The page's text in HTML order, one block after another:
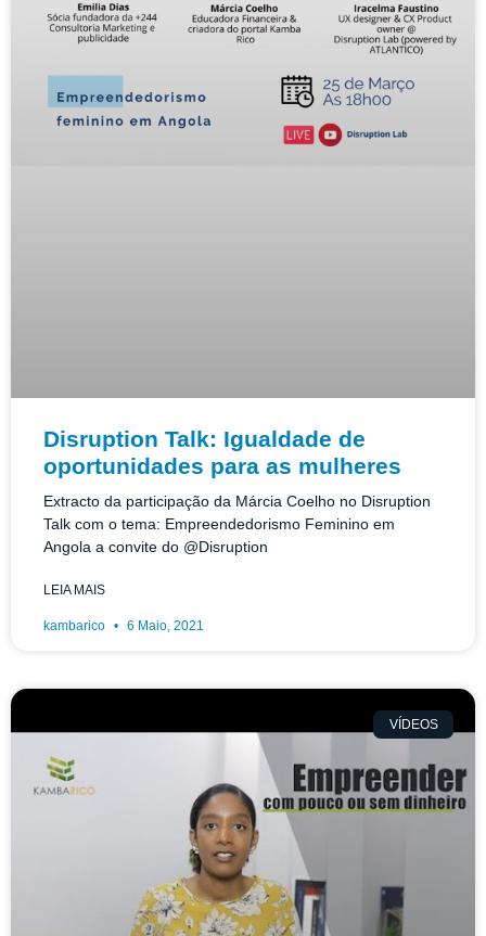
Disruption Talk: Igualdade de
oportunidades para as mulheres
Extracto da participação da Márcia Coelho no Disruption
Talk com o tema: Empreendedorismo Feminino em
Angola a convite do @Disruption
LEIA MAIS
kambarico 6 Maio, 2021
VÍDEOS